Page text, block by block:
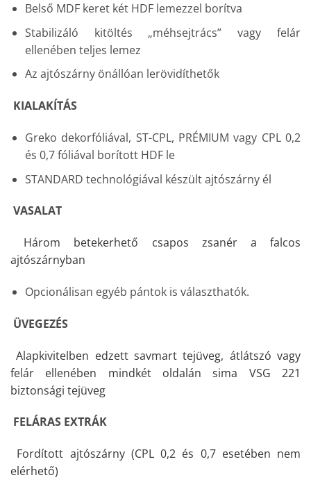
Belső MDF keret két HDF lemezzel borítva
Stabilizáló kitöltés „méhsejtrács” vagy felár
ellenében teljes lemez
Az ajtószárny önállóan lerövidíthetők
KIALAKÍTÁS
Greko dekorfóliával, ST-CPL, PRÉMIUM vagy CPL 0,2
és 0,7 fóliával borított HDF le
STANDARD technológiával készült ajtószárny él
VASALAT
Három betekerhető csapos zsanér a falcos
ajtószárnyban
Opcionálisan egyéb pántok is választhatók.
ÜVEGEZÉS
Alapkivitelben edzett savmart tejüveg, átlátszó vagy
felár ellenében mindkét oldalán sima VSG 221
biztonsági tejüveg
FELÁRAS EXTRÁK
Fordított ajtószárny (CPL 0,2 és 0,7 esetében nem
elérhető)